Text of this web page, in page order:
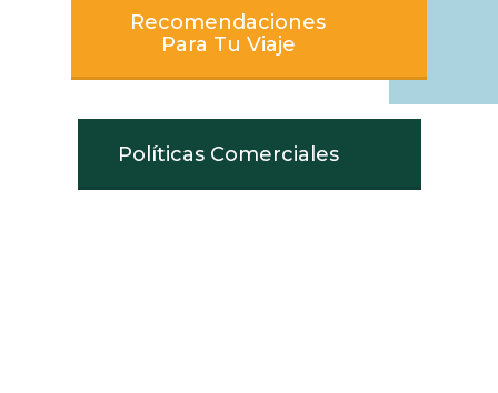
Recomendaciones
Para Tu Viaje
Políticas Comerciales